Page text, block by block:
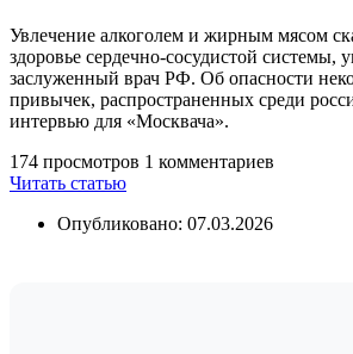
Увлечение алкоголем и жирным мясом
здоровье сердечно-сосудистой системы,
заслуженный врач РФ. Об опасности
привычек, распространенных среди
интервью для «Москвача».
174 просмотров 1 комментариев
Читать статью
Опубликовано: 07.03.2026